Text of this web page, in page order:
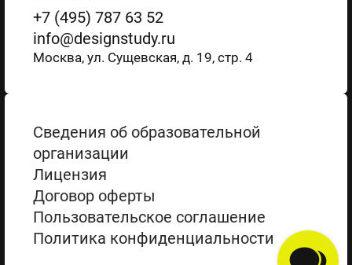
+7 (495) 787 63 52
info@designstudy.ru
Москва, ул. Сущевская, д. 19, стр. 4
Сведения об образовательной
организации
Лицензия
Договор оферты
Пользовательское соглашение
Политика конфиденциальности